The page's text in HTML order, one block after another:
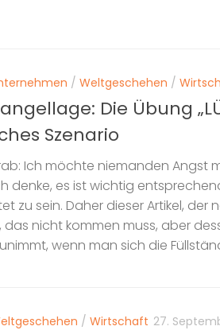
/ Weltgeschehen /
Die Übung
Szenario
Ich möchte niemanden Angst
denke, es ist wichtig
zu sein. Daher dieser Artikel, der
nicht kommen muss, aber
wenn man sich die
/ Wirtschaft 27.